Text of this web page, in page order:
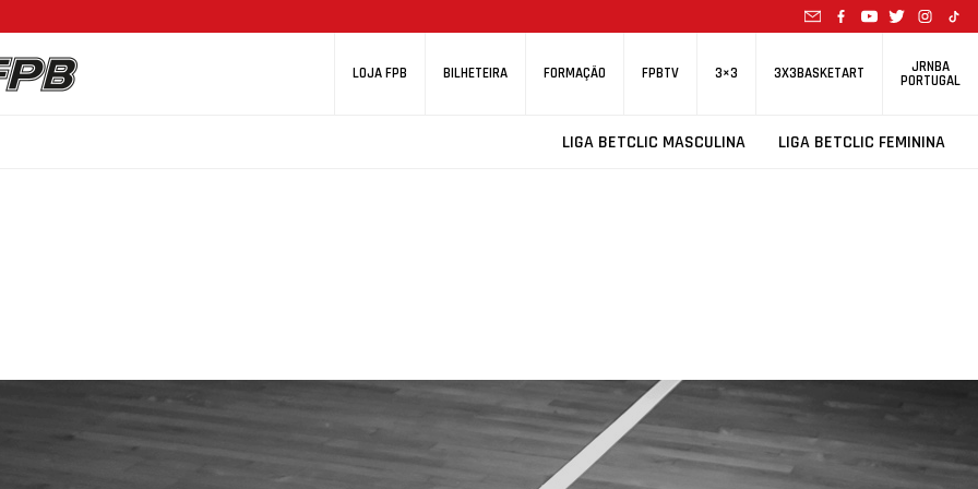
LOJA FPB BILHETEIRA FORMAÇÃO FPBTV 3×3 3X3BASKETART JRNBA
PORTUGAL
LIGA BETCLIC MASCULINA LIGA BETCLIC FEMININA